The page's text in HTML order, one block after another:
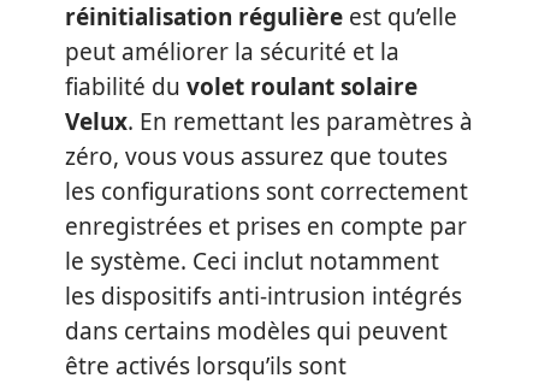
réinitialisation régulière est qu’elle
peut améliorer la sécurité et la
fiabilité du volet roulant solaire
Velux. En remettant les paramètres à
zéro, vous vous assurez que toutes
les configurations sont correctement
enregistrées et prises en compte par
le système. Ceci inclut notamment
les dispositifs anti-intrusion intégrés
dans certains modèles qui peuvent
être activés lorsqu’ils sont